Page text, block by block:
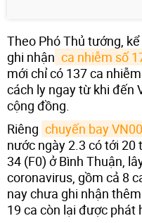
Theo Phó Thủ tướng,
ghi nhận ca nhiễm số
mới chỉ có 137 ca
cách ly ngay từ khi đến
cộng đồng.
Riêng chuyến bay
nước ngày 2.3 có tới 20
34 (F0) ở Bình Thuận,
coronavirus, gồm cả 8
nay chưa ghi nhận
19 ca còn lại được phát